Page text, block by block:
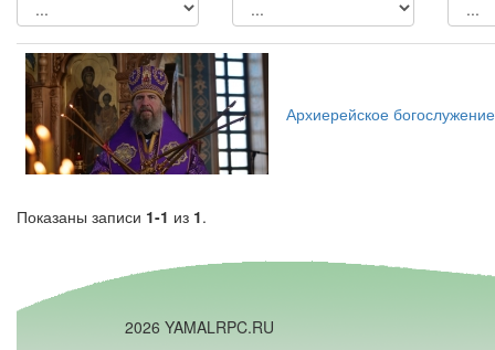
Архиерейское
Показаны записи 1-1 из 1.
2026 YAMALRPC.RU